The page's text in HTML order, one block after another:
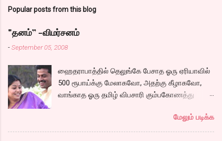
Popular posts from this blog
"தனம்” -விமர்சனம்
-September 05, 2008
ஹைதராபாத்தில் தெலுங்கே பேசாத ஓரு ஏரியாவில்
500 ரூபாய்க்கு மேலாகவோ, அதற்கு கீழாகவோ,
வாங்காத ஓரு தமிழ் விபசாரி கும்பகோணத்து
வாழ்கைபடுகிறாள். அவளுடய வாழ்கை எப்படி
அமைந்தது? என்ற ஓரு நல்ல லைனை , சங்கீதா
மேலும் படிக்க